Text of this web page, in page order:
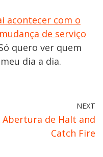
acontecer com o
de serviço
quero ver quem
dia a dia.
NEXT
Abertura de Halt and
Catch Fire